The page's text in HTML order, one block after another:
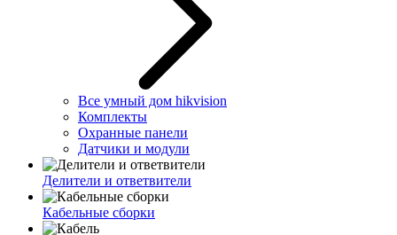
Все умный дом hikvision
Комплекты
Охранные панели
Датчики и модули
Делители и ответвители
Кабельные сборки